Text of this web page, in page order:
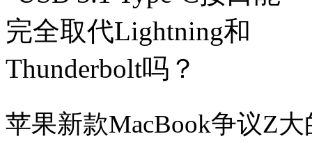
苹果新款MacBook争议Z